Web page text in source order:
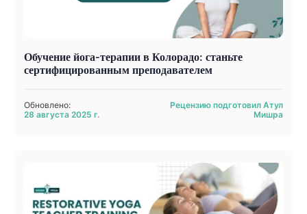
Обучение йога-терапии в Колорадо: станьте
сертифицированным преподавателем
Обновлено:
28 августа 2025 г.
Рецензию подготовил Атул
Мишра